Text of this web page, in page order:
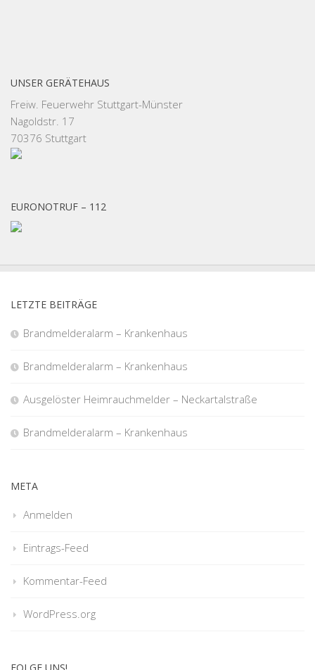
UNSER GERÄTEHAUS
Freiw. Feuerwehr Stuttgart-Münster
Nagoldstr. 17
70376 Stuttgart
EURONOTRUF – 112
LETZTE BEITRÄGE
Brandmelderalarm – Krankenhaus
Brandmelderalarm – Krankenhaus
Ausgelöster Heimrauchmelder – Neckartalstraße
Brandmelderalarm – Krankenhaus
META
Anmelden
Eintrags-Feed
Kommentar-Feed
WordPress.org